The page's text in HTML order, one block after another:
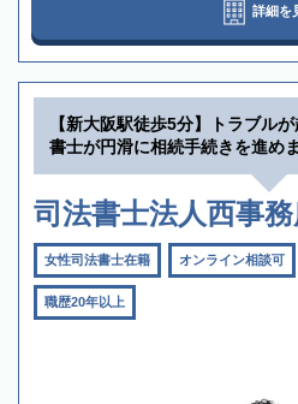
詳細を
【新大阪駅徒歩5分】トラブル
書士が円滑に相続手続きを進め
司法書士法人西事
女性司法書士在籍 オンライン相談可
職歴20年以上